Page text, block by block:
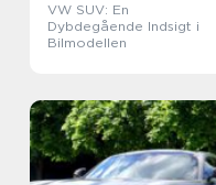
VW SUV: En
Dybdegående Indsigt i
Bilmodellen